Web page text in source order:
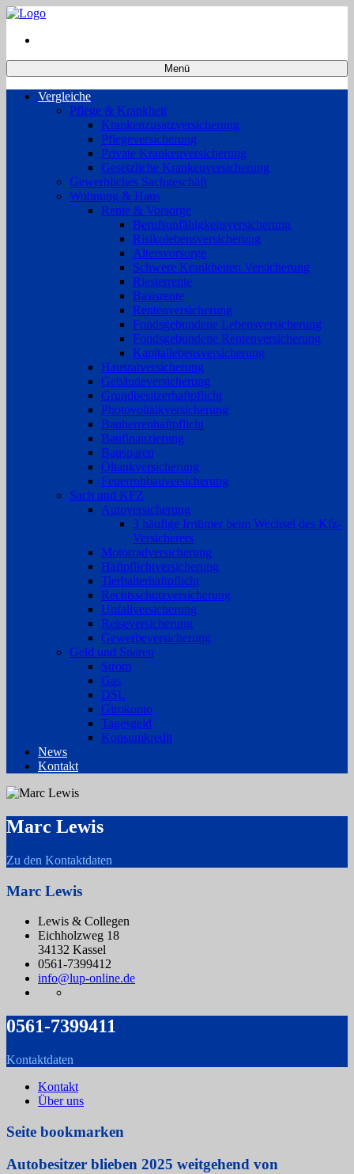
Menü
Vergleiche
Pflege & Krankheit
Krankenzusatzversicherung
Pflegeversicherung
Private Krankenversicherung
Gesetzliche Krankenversicherung
Gewerbliches Sachgeschäft
Wohnung & Haus
Rente & Vorsorge
Berufs­unfähigkeitsversicherung
Risikolebensversicherung
Altersvorsorge
Schwere Krankheiten Versicherung
Riesterrente
Basisrente
Rentenversicherung
Fondsgebundene Lebensversicherung
Fondsgebundene Rentenversicherung
Kapitallebensversicherung
Hausratversicherung
Gebäudeversicherung
Grundbesitzerhaftpflicht
Photovoltaikversicherung
Bauherrenhaftpflicht
Baufinanzierung
Bausparen
Öltankversicherung
Feuerrohbauversicherung
Sach und KFZ
Autoversicherung
3 häufige Irrtümer beim Wechsel des Kfz-
Versicherers
Motorradversicherung
Haftpflichtversicherung
Tierhalterhaftpflicht
Rechtsschutzversicherung
Unfallversicherung
Reiseversicherung
Gewerbeversicherung
Geld und Sparen
Strom
Gas
DSL
Girokonto
Tagesgeld
Konsumkredit
News
Kontakt
Marc Lewis
Zu den Kontaktdaten
Marc Lewis
Lewis & Collegen
Eichholzweg 18
34132 Kassel
0561-7399412
info@lup-online.de
0561-7399411
Kontaktdaten
Kontakt
Über uns
Seite bookmarken
Autobesitzer blieben 2025 weitgehend von